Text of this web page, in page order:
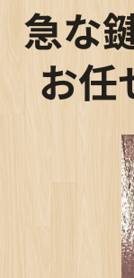
急な
お任